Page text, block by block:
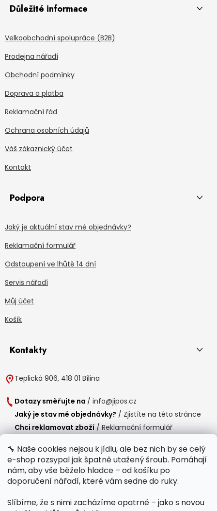
🔧 Naše cookies nejsou k jídlu, ale bez nich by se celý
e-shop rozsypal jak špatně utažený šroub. Pomáhají
nám, aby vše běželo hladce – od košíku po
doporučení nářadí, které vám sedne do ruky.
Slíbíme, že s nimi zacházíme opatrně – jako s novou
Důležité informace
Velkoobchodní spolupráce (B2B)
Prodejna nářadí
Obchodní podmínky
Doprava a platba
Reklamační řád
Ochrana osobních údajů
Váš zákaznický účet
Kontakt
Podpora
Jaký je aktuální stav mé objednávky?
Reklamační formulář
Odstoupení ve lhůtě 14 dní
Servis nářadí
Můj účet
Košík
Kontakty
Teplická 906, 418 01 Bílina
Dotazy směřujte na / info@jipos.cz
Jaký je stav mé objednávky? / Zjistíte na této stránce
Chci reklamovat zboží / Reklamační formulář
Provozní doba
Po-Čt / 8:00 - 15:00
Polední přestávka /11:00 - 11:30